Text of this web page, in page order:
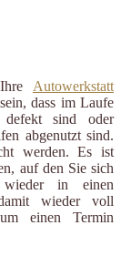
Autowerkstatt
dass im Laufe
defekt sind oder
abgenutzt sind.
werden. Es ist
auf den Sie sich
in einen
wieder voll
einen Termin